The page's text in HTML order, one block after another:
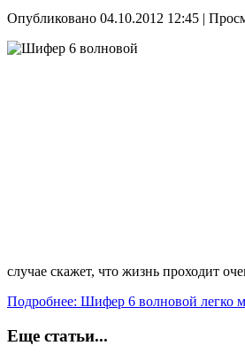
Опубликовано 04.10.2012 12:45 |
случае скажет, что жизнь проходит
Подробнее: Шифер 6 волновой легко
Еще статьи...